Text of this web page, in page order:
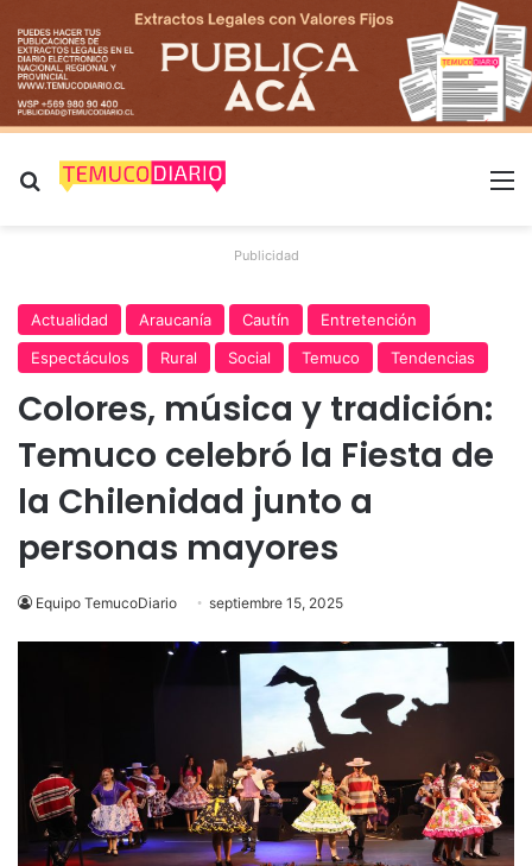
Buscar por
Publicidad
Actualidad Araucanía Cautín
Entretención
Espectáculos
Rural Social Temuco Tendencias
Colores, música y tradición:
Temuco celebró la Fiesta de
la Chilenidad junto a
personas mayores
Equipo TemucoDiario septiembre 15, 2025